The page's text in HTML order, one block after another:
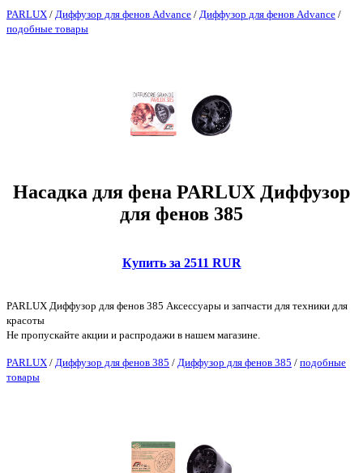
PARLUX / Диффузор для фенов Advance / Диффузор для фенов Advance /
подобные товары
Насадка для фена PARLUX Диффузор
для фенов 385
Купить за 2511 RUR
PARLUX Диффузор для фенов 385 Аксессуары и запчасти для техники для
красоты
Не пропускайте акции и распродажи в нашем магазине.
PARLUX / Диффузор для фенов 385 / Диффузор для фенов 385 / подобные
товары